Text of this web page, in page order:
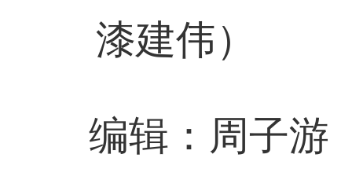
漆建伟）
编辑：周子游